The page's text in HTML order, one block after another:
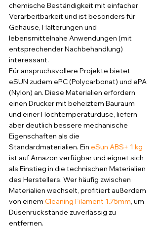
chemische Beständigkeit mit einfacher
Verarbeitbarkeit und ist besonders für
Gehäuse, Halterungen und
lebensmittelnahe Anwendungen (mit
entsprechender Nachbehandlung)
interessant.
Für anspruchsvollere Projekte bietet
eSUN zudem ePC (Polycarbonat) und ePA
(Nylon) an. Diese Materialien erfordern
einen Drucker mit beheiztem Bauraum
und einer Hochtemperaturdüse, liefern
aber deutlich bessere mechanische
Eigenschaften als die
Standardmaterialien. Ein eSun ABS+ 1 kg
ist auf Amazon verfügbar und eignet sich
als Einstieg in die technischen Materialien
des Herstellers. Wer häufig zwischen
Materialien wechselt, profitiert außerdem
von einem Cleaning Filament 1.75mm , um
Düsenrückstände zuverlässig zu
entfernen.